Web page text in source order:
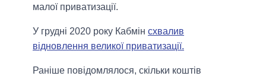
малої приватизації.
У грудні 2020 року Кабмін схвалив
відновлення великої приватизації.
Раніше повідомлялося, скільки коштів